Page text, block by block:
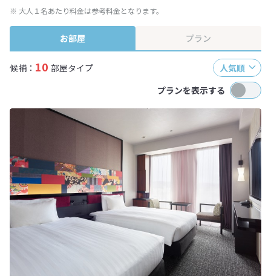
※ 大人１名あたり料金は参考料金となります。
お部屋 プラン
候補： 10 部屋タイプ
人気順
プランを表示する